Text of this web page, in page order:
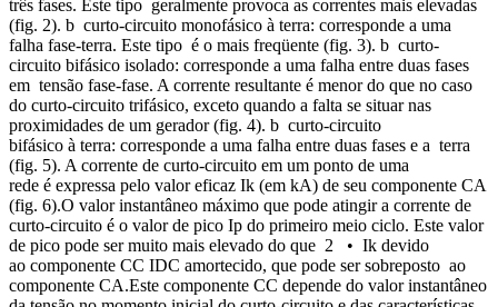
três fases. Este tipo geralmente provoca as correntes mais elevadas
(fig. 2). b curto-circuito monofásico à terra: corresponde a uma
falha fase-terra. Este tipo é o mais freqüente (fig. 3). b curto-
circuito bifásico isolado: corresponde a uma falha entre duas fases
em tensão fase-fase. A corrente resultante é menor do que no caso
do curto-circuito trifásico, exceto quando a falta se situar nas
proximidades de um gerador (fig. 4). b curto-circuito
bifásico à terra: corresponde a uma falha entre duas fases e a terra
(fig. 5). A corrente de curto-circuito em um ponto de uma
rede é expressa pelo valor eficaz Ik (em kA) de seu componente CA
(fig. 6).O valor instantâneo máximo que pode atingir a corrente de
curto-circuito é o valor de pico Ip do primeiro meio ciclo. Este valor
de pico pode ser muito mais elevado do que 2 • Ik devido
ao componente CC IDC amortecido, que pode ser sobreposto ao
componente CA.Este componente CC depende do valor instantâneo